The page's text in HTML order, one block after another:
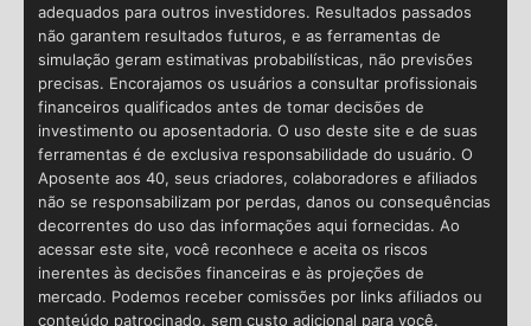
adequados para outros investidores. Resultados passados
não garantem resultados futuros, e as ferramentas de
simulação geram estimativas probabilísticas, não previsões
precisas. Encorajamos os usuários a consultar profissionais
financeiros qualificados antes de tomar decisões de
investimento ou aposentadoria. O uso deste site e de suas
ferramentas é de exclusiva responsabilidade do usuário. O
Aposente aos 40, seus criadores, colaboradores e afiliados
não se responsabilizam por perdas, danos ou consequências
decorrentes do uso das informações aqui fornecidas. Ao
acessar este site, você reconhece e aceita os riscos
inerentes às decisões financeiras e às projeções de
mercado. Podemos receber comissões por links afiliados ou
conteúdo patrocinado, sem custo adicional para você.